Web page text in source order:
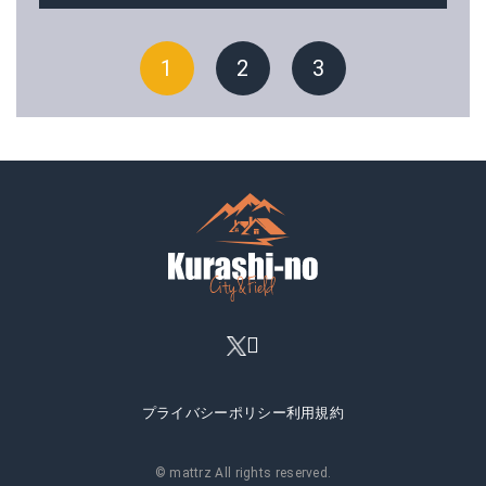
1 2 3
プライバシーポリシー利用規約
© mattrz All rights reserved.